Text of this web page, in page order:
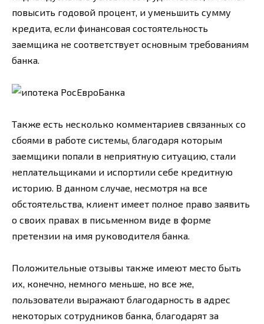
повысить годовой процент, и уменьшить сумму
кредита, если финансовая состоятельность
заемщика не соответствует основным требованиям
банка.
Также есть несколько комментариев связанных со
сбоями в работе системы, благодаря которым
заемщики попали в неприятную ситуацию, стали
неплательщиками и испортили себе кредитную
историю. В данном случае, несмотря на все
обстоятельства, клиент имеет полное право заявить
о своих правах в письменном виде в форме
претензии на имя руководителя банка.
Положительные отзывы также имеют место быть
их, конечно, немного меньше, но все же,
пользователи выражают благодарность в адрес
некоторых сотрудников банка, благодарят за